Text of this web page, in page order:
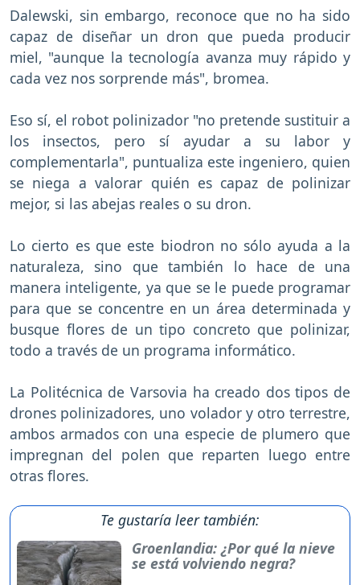
Dalewski, sin embargo, reconoce que no ha sido
capaz de diseñar un dron que pueda producir
miel, "aunque la tecnología avanza muy rápido y
cada vez nos sorprende más", bromea.
Eso sí, el robot polinizador "no pretende sustituir a
los insectos, pero sí ayudar a su labor y
complementarla", puntualiza este ingeniero, quien
se niega a valorar quién es capaz de polinizar
mejor, si las abejas reales o su dron.
Lo cierto es que este biodron no sólo ayuda a la
naturaleza, sino que también lo hace de una
manera inteligente, ya que se le puede programar
para que se concentre en un área determinada y
busque flores de un tipo concreto que polinizar,
todo a través de un programa informático.
La Politécnica de Varsovia ha creado dos tipos de
drones polinizadores, uno volador y otro terrestre,
ambos armados con una especie de plumero que
impregnan del polen que reparten luego entre
otras flores.
Te gustaría leer también:
Groenlandia: ¿Por qué la nieve
se está volviendo negra?